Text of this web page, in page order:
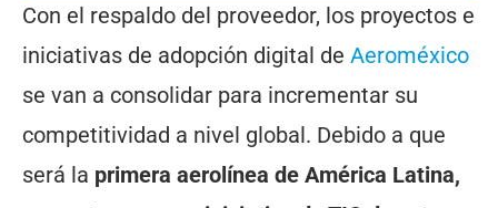
Con el respaldo del proveedor, los proyectos e
iniciativas de adopción digital de Aeroméxico
se van a consolidar para incrementar su
competitividad a nivel global. Debido a que
será la primera aerolínea de América Latina,